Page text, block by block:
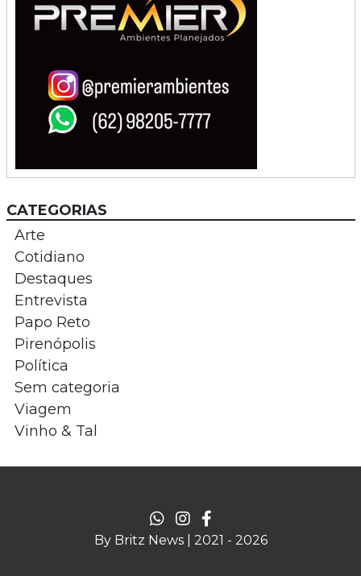
CATEGORIAS
Arte
Cotidiano
Destaques
Entrevista
Papo Reto
Pirenópolis
Política
Sem categoria
Viagem
Vinho & Tal
By Britz News | 2021 - 2026